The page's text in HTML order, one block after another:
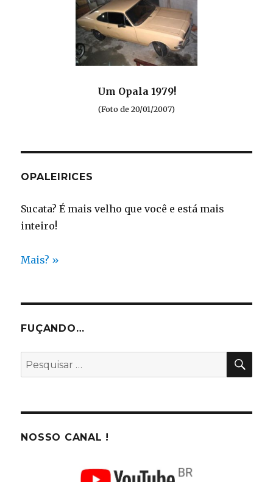
Um Opala 1979!
(Foto de 20/01/2007)
OPALEIRICES
Sucata? É mais velho que você e está mais
inteiro!
Mais? »
FUÇANDO…
Pesquisar
por:
NOSSO CANAL !